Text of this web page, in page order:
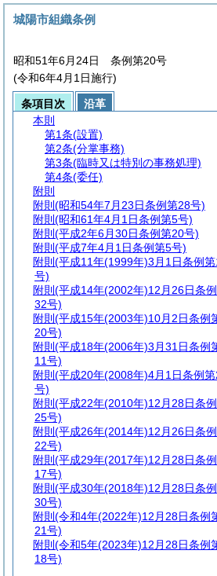
城陽市組織条例
昭和51年6月24日 条例第20号
(令和6年4月1日施行)
条項目次
沿革
本則
第1条(設置)
第2条(分掌事務)
第3条(臨時又は特別の事務処理)
第4条(委任)
附則
附則 (昭和54年7月23日条例第28号)
附則 (昭和61年4月1日条例第5号)
附則 (平成2年6月30日条例第20号)
附則 (平成7年4月1日条例第5号)
附則 (平成11年(1999年)3月1日条例第
号)
附則 (平成14年(2002年)12月26日条
32号)
附則 (平成15年(2003年)10月2日条例
20号)
附則 (平成18年(2006年)3月31日条例
11号)
附則 (平成20年(2008年)4月1日条例第
号)
附則 (平成22年(2010年)12月28日条
25号)
附則 (平成26年(2014年)12月26日条
22号)
附則 (平成29年(2017年)12月28日条
17号)
附則 (平成30年(2018年)12月28日条
30号)
附則 (令和4年(2022年)12月28日条例
21号)
附則 (令和5年(2023年)12月28日条例
18号)